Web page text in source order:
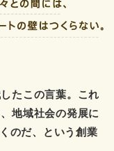
たこの言葉。これ
地域社会の発展に
のだ、という創業